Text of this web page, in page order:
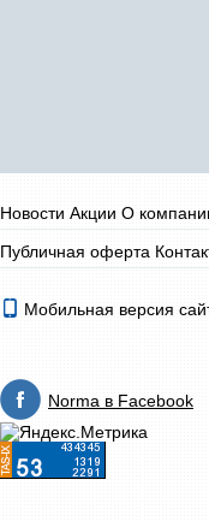
Новости Акции О
Публичная оферта
Мобильная версия
Norma в Facebook